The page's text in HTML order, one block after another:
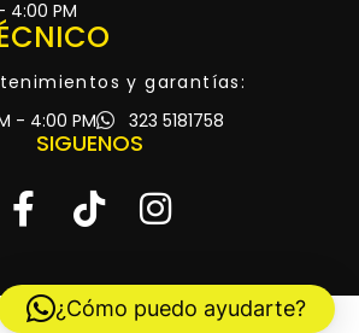
4:00 PM
y garantías:
- 4:00 PM
323 5181758
SIGUENOS
¿Cómo puedo ayudarte?